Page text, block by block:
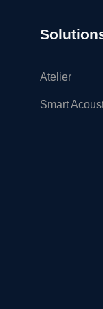
Atelier
Smart